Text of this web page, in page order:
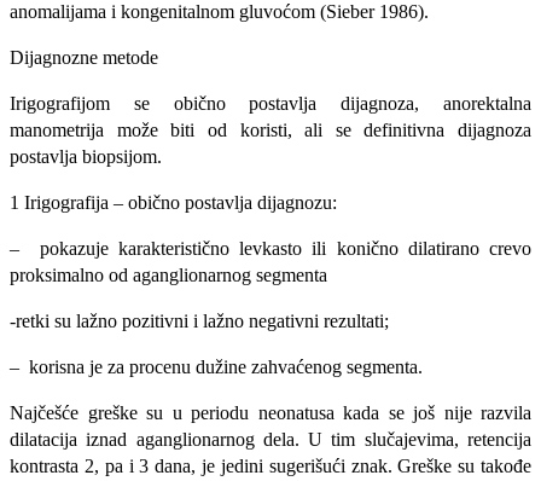
anomalijama i kongenitalnom gluvoćom (Sieber 1986).
Dijagnozne metode
Irigografijom se obično postavlja dijagnoza, anorektalna
manometrija može biti od koristi, ali se definitivna dijagnoza
postavlja biopsijom.
1 Irigografija – obično postavlja dijagnozu:
– pokazuje karakteristično levkasto ili konično dilatirano crevo
proksimalno od aganglionarnog segmenta
-retki su lažno pozitivni i lažno negativni rezultati;
– korisna je za procenu dužine zahvaćenog segmenta.
Najčešće greške su u periodu neonatusa kada se još nije razvila
dilatacija iznad aganglionarnog dela. U tim slučajevima, retencija
kontrasta 2, pa i 3 dana, je jedini sugerišući znak. Greške su takođe